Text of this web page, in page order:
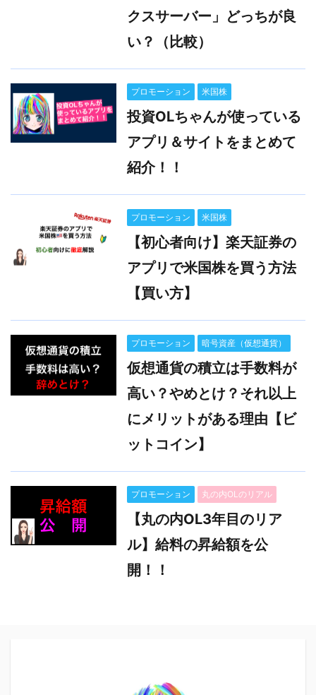
クスサーバー」どっちが良
い？（比較）
プロモーション 米国株
投資OLちゃんが使っている
アプリ＆サイトをまとめて
紹介！！
プロモーション 米国株
【初心者向け】楽天証券の
アプリで米国株を買う方法
【買い方】
プロモーション 暗号資産（仮想通貨）
仮想通貨の積立は手数料が
高い？やめとけ？それ以上
にメリットがある理由【ビ
ットコイン】
プロモーション 丸の内OLのリアル
【丸の内OL3年目のリア
ル】給料の昇給額を公
開！！